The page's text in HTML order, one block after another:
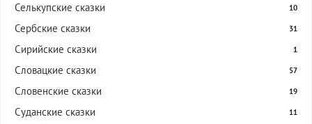
Селькупские сказки 10
Сербские сказки 31
Сирийские сказки 1
Словацкие сказки 57
Словенские сказки 19
Суданские сказки 11